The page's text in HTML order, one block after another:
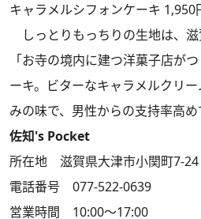
キャラメルシフォンケーキ
しっとりもっちりの生地は、滋
「お寺の境内に建つ洋菓子店が
ーキ。ビターなキャラメルクリ
みの味で、男性からの支持率高
佐知's Pocket
所在地 滋賀県大津市小関町7-24
電話番号 077-522-0639
営業時間 10:00～17:00